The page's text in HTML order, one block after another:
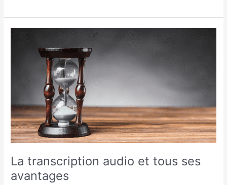
La transcription audio et tous ses
avantages
avantages